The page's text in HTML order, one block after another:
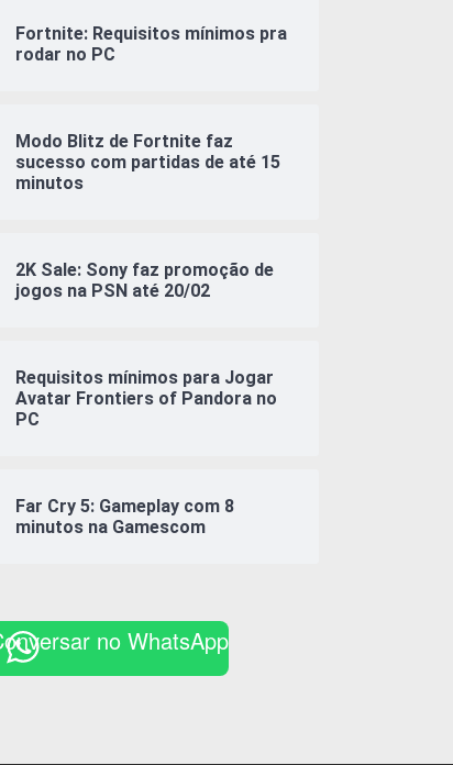
Fortnite: Requisitos mínimos pra
rodar no PC
Modo Blitz de Fortnite faz
sucesso com partidas de até 15
minutos
2K Sale: Sony faz promoção de
jogos na PSN até 20/02
Requisitos mínimos para Jogar
Avatar Frontiers of Pandora no
PC
Far Cry 5: Gameplay com 8
minutos na Gamescom
no WhatsApp